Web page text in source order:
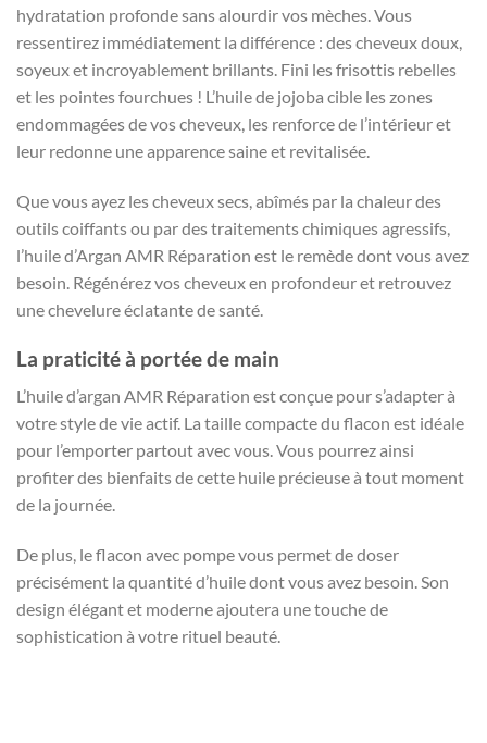
hydratation profonde sans alourdir vos mèches. Vous
ressentirez immédiatement la différence : des cheveux doux,
soyeux et incroyablement brillants. Fini les frisottis rebelles
et les pointes fourchues ! L’huile de jojoba cible les zones
endommagées de vos cheveux, les renforce de l’intérieur et
leur redonne une apparence saine et revitalisée.
Que vous ayez les cheveux secs, abîmés par la chaleur des
outils coiffants ou par des traitements chimiques agressifs,
l’huile d’Argan AMR Réparation est le remède dont vous avez
besoin. Régénérez vos cheveux en profondeur et retrouvez
une chevelure éclatante de santé.
La praticité à portée de main
L’huile d’argan AMR Réparation est conçue pour s’adapter à
votre style de vie actif. La taille compacte du flacon est idéale
pour l’emporter partout avec vous. Vous pourrez ainsi
profiter des bienfaits de cette huile précieuse à tout moment
de la journée.
De plus, le flacon avec pompe vous permet de doser
précisément la quantité d’huile dont vous avez besoin. Son
design élégant et moderne ajoutera une touche de
sophistication à votre rituel beauté.